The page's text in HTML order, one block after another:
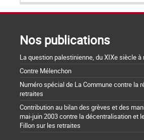
Nos publications
La question palestinienne, du XIXe siècle à
Contre Mélenchon
Numéro spécial de La Commune contre la
retraites
Contribution au bilan des grèves et des
mai-juin 2003 contre la décentralisation et
Fillon sur les retraites